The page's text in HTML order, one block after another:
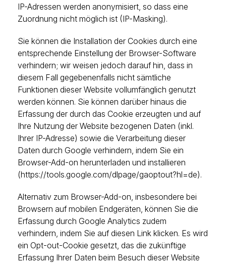
IP-Adressen werden anonymisiert, so dass eine
Zuordnung nicht möglich ist (IP-Masking).
Sie können die Installation der Cookies durch eine
entsprechende Einstellung der Browser-Software
verhindern; wir weisen jedoch darauf hin, dass in
diesem Fall gegebenenfalls nicht sämtliche
Funktionen dieser Website vollumfänglich genutzt
werden können. Sie können darüber hinaus die
Erfassung der durch das Cookie erzeugten und auf
Ihre Nutzung der Website bezogenen Daten (inkl.
Ihrer IP-Adresse) sowie die Verarbeitung dieser
Daten durch Google verhindern, indem Sie ein
Browser-Add-on herunterladen und installieren
(https://tools.google.com/dlpage/gaoptout?hl=de).
Alternativ zum Browser-Add-on, insbesondere bei
Browsern auf mobilen Endgeräten, können Sie die
Erfassung durch Google Analytics zudem
verhindern, indem Sie auf diesen Link klicken. Es wird
ein Opt-out-Cookie gesetzt, das die zukünftige
Erfassung Ihrer Daten beim Besuch dieser Website